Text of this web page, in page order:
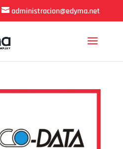
administracion@edyma.net